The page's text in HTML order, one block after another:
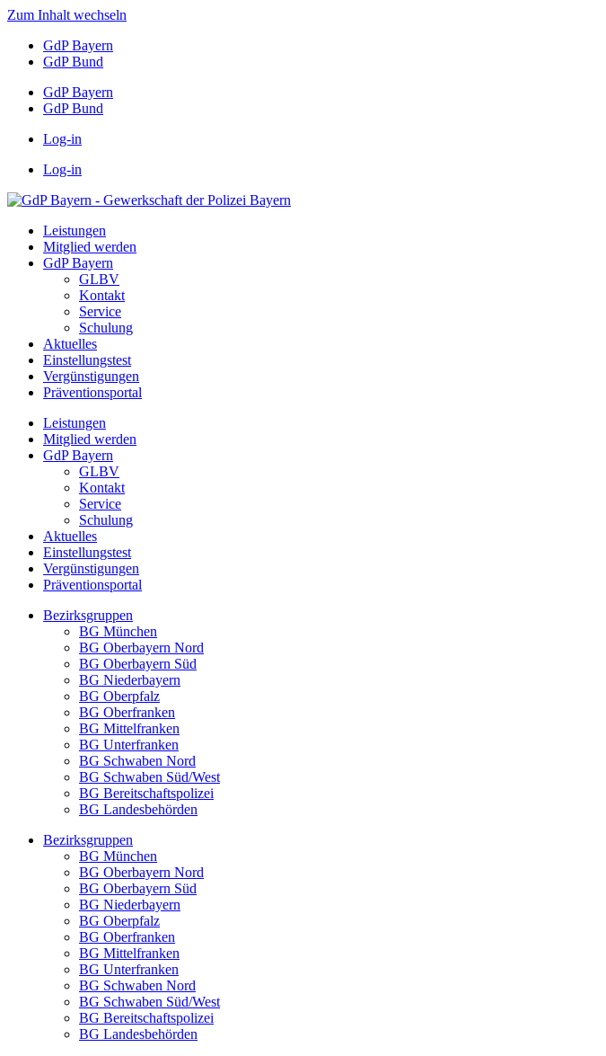
Zum Inhalt wechseln
GdP Bayern
GdP Bund
GdP Bayern
GdP Bund
Log-in
Log-in
Leistungen
Mitglied werden
GdP Bayern
GLBV
Kontakt
Service
Schulung
Aktuelles
Einstellungstest
Vergünstigungen
Präventionsportal
Leistungen
Mitglied werden
GdP Bayern
GLBV
Kontakt
Service
Schulung
Aktuelles
Einstellungstest
Vergünstigungen
Präventionsportal
Bezirksgruppen
BG München
BG Oberbayern Nord
BG Oberbayern Süd
BG Niederbayern
BG Oberpfalz
BG Oberfranken
BG Mittelfranken
BG Unterfranken
BG Schwaben Nord
BG Schwaben Süd/West
BG Bereitschaftspolizei
BG Landesbehörden
Bezirksgruppen
BG München
BG Oberbayern Nord
BG Oberbayern Süd
BG Niederbayern
BG Oberpfalz
BG Oberfranken
BG Mittelfranken
BG Unterfranken
BG Schwaben Nord
BG Schwaben Süd/West
BG Bereitschaftspolizei
BG Landesbehörden